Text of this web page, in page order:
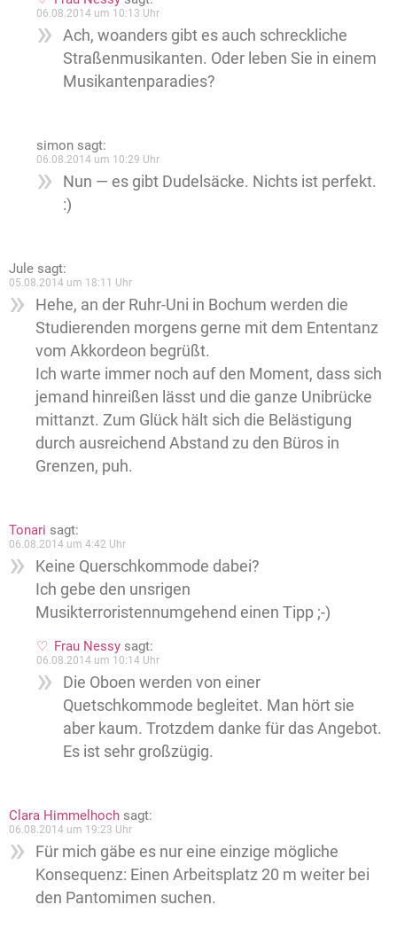
06.08.2014 um 10:13 Uhr
Ach, woanders gibt es auch schreckliche
Straßenmusikanten. Oder leben Sie in einem
Musikantenparadies?
simon sagt:
06.08.2014 um 10:29 Uhr
Nun — es gibt Dudelsäcke. Nichts ist perfekt.
:)
Jule sagt:
05.08.2014 um 18:11 Uhr
Hehe, an der Ruhr-Uni in Bochum werden die
Studierenden morgens gerne mit dem Ententanz
vom Akkordeon begrüßt.
Ich warte immer noch auf den Moment, dass sich
jemand hinreißen lässt und die ganze Unibrücke
mittanzt. Zum Glück hält sich die Belästigung
durch ausreichend Abstand zu den Büros in
Grenzen, puh.
Tonari sagt:
06.08.2014 um 4:42 Uhr
Keine Querschkommode dabei?
Ich gebe den unsrigen
Musikterroristennumgehend einen Tipp ;-)
Frau Nessy sagt:
06.08.2014 um 10:14 Uhr
Die Oboen werden von einer
Quetschkommode begleitet. Man hört sie
aber kaum. Trotzdem danke für das Angebot.
Es ist sehr großzügig.
Clara Himmelhoch sagt:
06.08.2014 um 19:23 Uhr
Für mich gäbe es nur eine einzige mögliche
Konsequenz: Einen Arbeitsplatz 20 m weiter bei
den Pantomimen suchen.